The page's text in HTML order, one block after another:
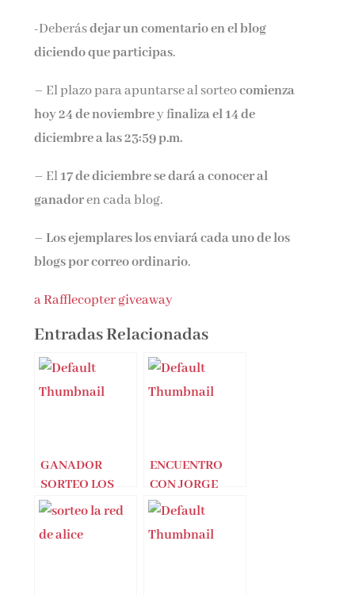
-Deberásdejar un comentario en el blog
diciendo que participas.
– El plazo para apuntarse al sorteocomienza
hoy 24 de noviembrey finaliza el 14 de
diciembre a las 23:59 p.m.
– El17 de diciembre se dará a conocer al
ganadoren cada blog.
–Los ejemplares los enviará cada uno de los
blogs por correo ordinario.
a Rafflecopter giveaway
Entradas Relacionadas
GANADOR
SORTEO LOS
USURPADORES
ENCUENTRO
CON JORGE
ZEPEDA
(LOS